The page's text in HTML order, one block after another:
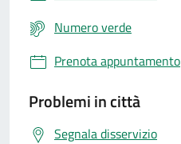
Numero verde
Prenota appuntamento
Problemi in città
Segnala disservizio